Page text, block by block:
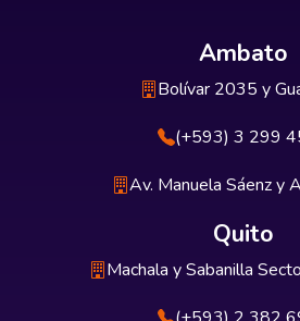
Ambato
Bolívar 2035 y
(+593) 3 299
Av. Manuela Sáenz y
Quito
Machala y Sabanilla